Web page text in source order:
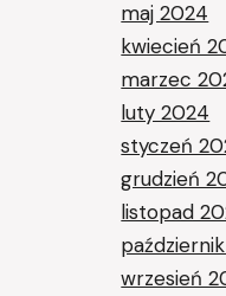
maj 2024
kwiecień
marzec
luty 2024
styczeń
grudzień
listopad
wrzesień